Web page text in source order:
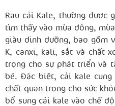
Rau cải Kale, thường được
tìm thấy vào mùa đông,
giàu dinh dưỡng, bao gồm
K, canxi, kali, sắt và chất
trọng cho sự phát triển và
bé. Đặc biệt, cải kale
chất quan trọng cho sức
bổ sung cải kale vào chế